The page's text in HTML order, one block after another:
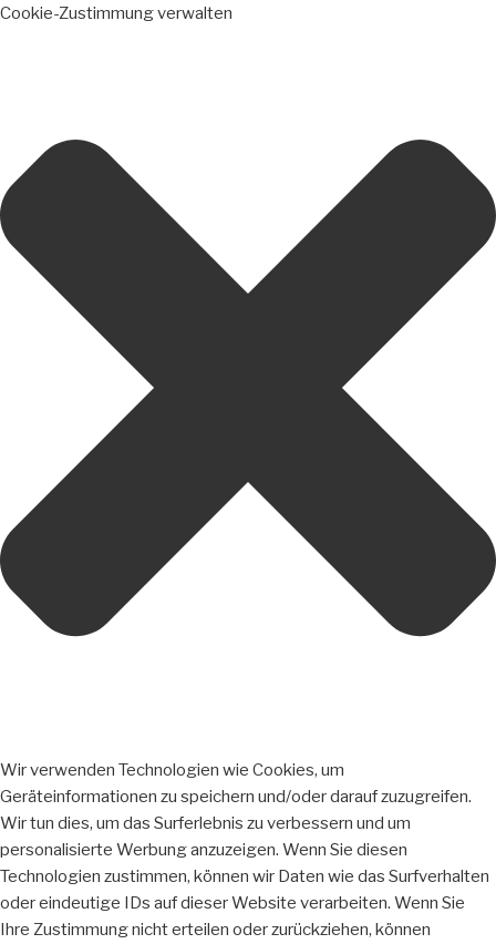
Cookie-Zustimmung verwalten
Wir verwenden Technologien wie Cookies, um
Geräteinformationen zu speichern und/oder darauf zuzugreifen.
Wir tun dies, um das Surferlebnis zu verbessern und um
personalisierte Werbung anzuzeigen. Wenn Sie diesen
Technologien zustimmen, können wir Daten wie das Surfverhalten
oder eindeutige IDs auf dieser Website verarbeiten. Wenn Sie
Ihre Zustimmung nicht erteilen oder zurückziehen, können